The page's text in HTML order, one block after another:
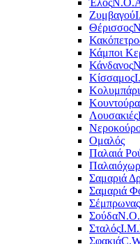
Έλος
Ζυμβαγού
Θέρισσος
Κάμποι
Κάνδανος
Κίσσαμος
Κολυμπάρι
Λουσακιές
Ομαλός
Παλαιά
Σαμαριά
Σαμαριά
Σέμπρωνας
Σούδα
Σταλός
Σφακιά